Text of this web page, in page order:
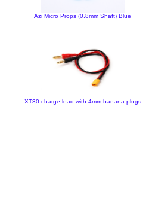
Azi Micro Props (0.8mm Shaft) Blue
XT30 charge lead with 4mm banana plugs